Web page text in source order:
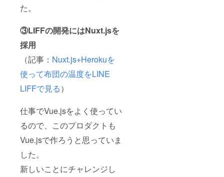
た。
③LIFFの開発にはNuxt.jsを
採用
（記事： Nuxt.js+Herokuを
使って布団の温度をLINE
LIFFで見る）
仕事でVue.jsをよく使ってい
るので、このプロダクトも
Vue.jsで作ろうと思っていま
した。
新しいことにチャレンジし